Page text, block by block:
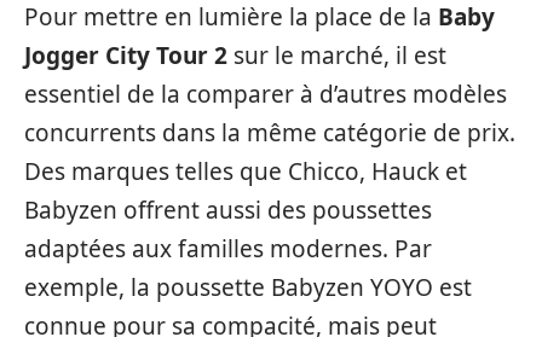
Pour mettre en lumière la place de la Baby
Jogger City Tour 2 sur le marché, il est
essentiel de la comparer à d’autres modèles
concurrents dans la même catégorie de prix.
Des marques telles que Chicco, Hauck et
Babyzen offrent aussi des poussettes
adaptées aux familles modernes. Par
exemple, la poussette Babyzen YOYO est
connue pour sa compacité, mais peut